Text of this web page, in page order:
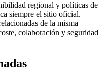
regional y políticas de
siempre el sitio oficial.
de la misma
colaboración y seguridad